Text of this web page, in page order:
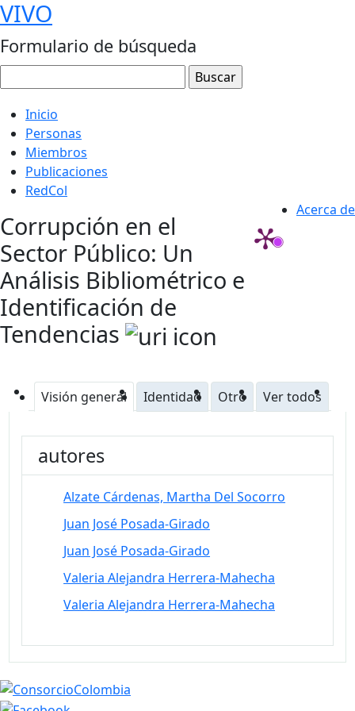
VIVO
Formulario de búsqueda
Inicio
Personas
Miembros
Publicaciones
RedCol
Acerca de
Corrupción en el
Sector Público: Un
Análisis Bibliométrico e
Identificación de
Tendencias
Visión general Identidad Otro Ver todos
autores
Alzate Cárdenas, Martha Del Socorro
Juan José Posada-Girado
Juan José Posada-Girado
Valeria Alejandra Herrera-Mahecha
Valeria Alejandra Herrera-Mahecha